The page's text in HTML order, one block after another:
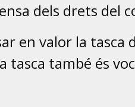
dels drets del
en valor la
també és